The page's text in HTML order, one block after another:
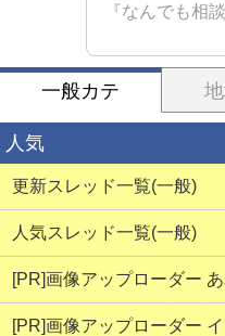
『なんでも相
一般カテ
人気
更新スレッド一覧(一般)
人気スレッド一覧(一般)
[PR]画像アップローダー
[PR]画像アップローダー